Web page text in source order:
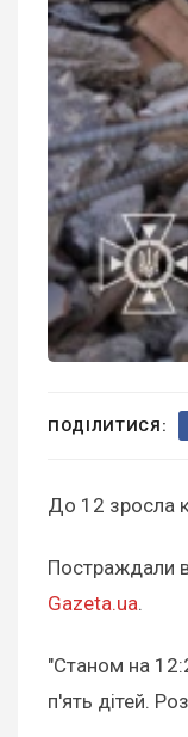
ПОДІЛИТИСЯ:
До 12 зросла
Постраждали
Gazeta.ua.
"Станом на
п'ять дітей.